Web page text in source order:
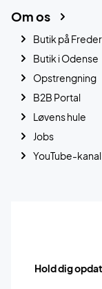
Om os
Butik på
Butik i Odense
Opstrengning
B2B Portal
Løvens hule
Jobs
YouTube-kanal
Hold dig